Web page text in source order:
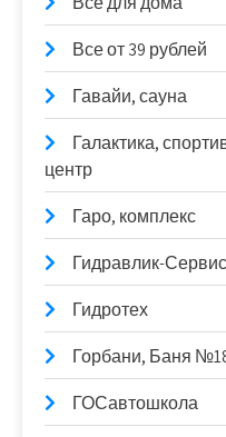
Все от 39 рублей
Гавайи, сауна
Галактика,
центр
Гаро, комплекс
Гидравлик-Сервис
Гидротех
Горбани, Баня
ГОСавтошкола